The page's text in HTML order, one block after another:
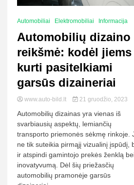
Automobiliai Elektromobiliai Informacija
Automobilių dizaino
reikšmė: kodėl jiems
kurti pasitelkiami
garsūs dizaineriai
www.auto-bild.lt 21 gruodžio, 2023
Automobilių dizainas yra vienas iš
svarbiausių aspektų, lemiančių
transporto priemonės sėkmę rinkoje.
ne tik suteikia pirmąjį vizualinį įspūdį,
ir atspindi gamintojo prekės ženklą
inovatyvumą. Dėl šių priežasčių
automobilių pramonėje garsūs